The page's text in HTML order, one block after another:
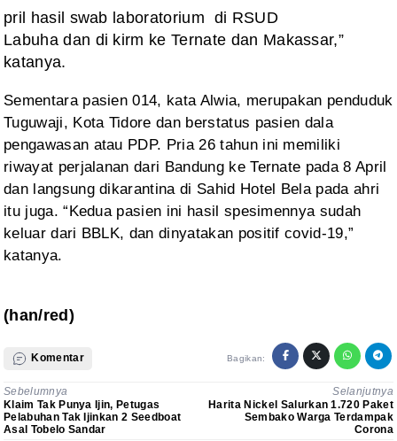
pril hasil swab laboratorium di RSUD
Labuha dan di kirm ke Ternate dan Makassar,”
katanya.
Sementara pasien 014, kata Alwia, merupakan penduduk
Tuguwaji, Kota Tidore dan berstatus pasien dala
pengawasan atau PDP. Pria 26 tahun ini memiliki
riwayat perjalanan dari Bandungke Ternate pada 8 April
dan langsung dikarantina di Sahid Hotel Bela pada ahri
itu juga. “Kedua pasien ini hasil spesimennya sudah
keluar dari BBLK, dan dinyatakan positif covid-19,”
katanya.
(han/red)
Komentar Bagikan:
Sebelumnya
Klaim Tak Punya Ijin, Petugas
Pelabuhan Tak Ijinkan 2 Seedboat
Asal Tobelo Sandar
Selanjutnya
Harita Nickel Salurkan 1.720 Paket
Sembako Warga Terdampak
Corona